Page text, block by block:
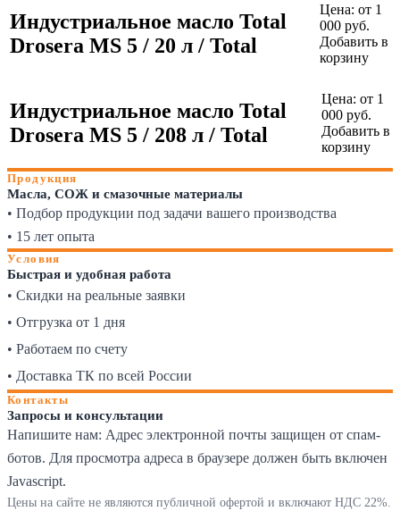
Индустриальное масло Total
Drosera MS 5 / 20 л / Total
Цена: от 1
000 руб.
Добавить в
корзину
Индустриальное масло Total
Drosera MS 5 / 208 л / Total
Цена: от 1
000 руб.
Добавить в
корзину
Продукция
Масла, СОЖ и смазочные материалы
• Подбор продукции под задачи вашего производства
• 15 лет опыта
Условия
Быстрая и удобная работа
• Скидки на реальные заявки
• Отгрузка от 1 дня
• Работаем по счету
• Доставка ТК по всей России
Контакты
Запросы и консультации
Напишите нам: Адрес электронной почты защищен от спам-
ботов. Для просмотра адреса в браузере должен быть включен
Javascript.
Цены на сайте не являются публичной офертой и включают НДС 22%.